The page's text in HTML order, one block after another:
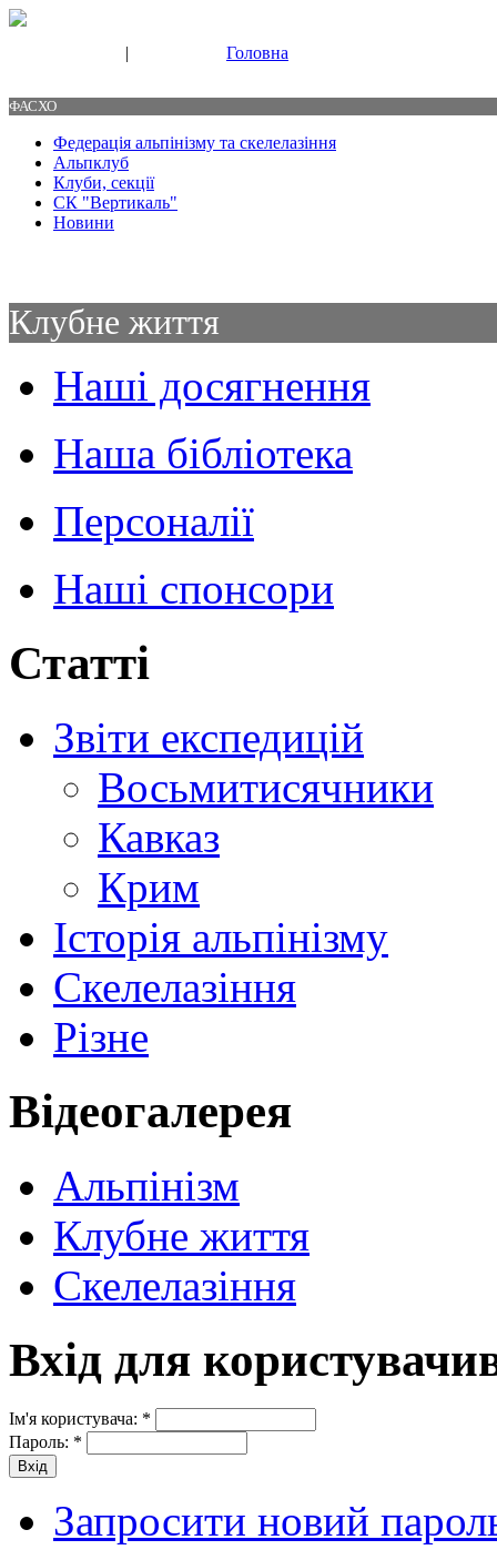
| Головна
ФАСХО
Федерація альпінізму та скелелазіння
Альпклуб
Клуби, секції
СК "Вертикаль"
Новини
Клубне життя
Наші досягнення
Наша бібліотека
Персоналії
Наші спонсори
Статті
Звіти експедицій
Восьмитисячники
Кавказ
Крим
Історія альпінізму
Скелелазіння
Різне
Відеогалерея
Альпінізм
Клубне життя
Скелелазіння
Вхід для
Ім'я користувача: *
Пароль: *
Запросити новий